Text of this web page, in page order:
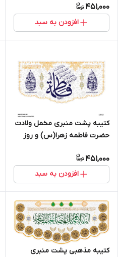
451,000
افزودن به سبد
کتیبه پشت منبری مخمل ولادت
حضرت فاطمه زهرا(س) و روز
451,000
افزودن به سبد
کتیبه مذهبی پشت منبری